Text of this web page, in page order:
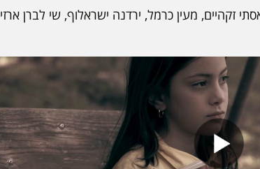
זקהיים, מעין כרמל, ירדנה ישראלוף, שי לברן ארזי